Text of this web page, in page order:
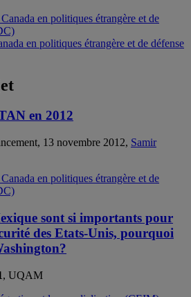
en politiques étrangère et de défense
en 2012
13 novembre 2012, Samir
sont si importants pour
des Etats-Unis, pourquoi
, UQAM